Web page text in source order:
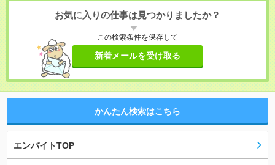
お気に入りの仕事は見つかりましたか？
この検索条件を保存して
新着メールを受け取る
かんたん検索はこちら
エンバイトTOP